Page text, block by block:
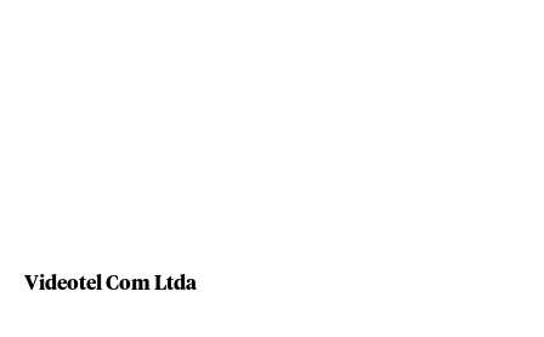
Videotel Com Ltda